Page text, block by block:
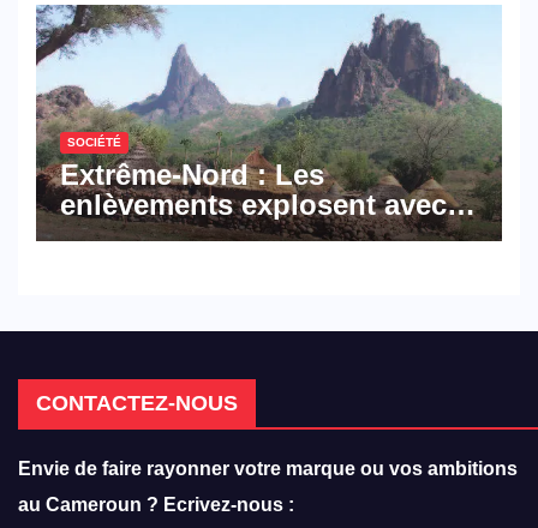
hôtellerie-restauration
SOCIÉTÉ
Extrême-Nord : Les
enlèvements explosent avec
308 victimes en trois mois
CONTACTEZ-NOUS
Envie de faire rayonner votre marque ou vos ambitions
au Cameroun ? Ecrivez-nous :